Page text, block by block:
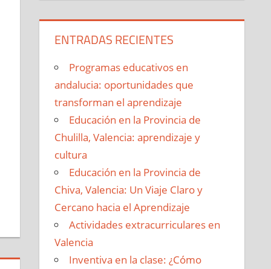
ENTRADAS RECIENTES
Programas educativos en
andalucia: oportunidades que
transforman el aprendizaje
Educación en la Provincia de
Chulilla, Valencia: aprendizaje y
cultura
Educación en la Provincia de
Chiva, Valencia: Un Viaje Claro y
Cercano hacia el Aprendizaje
Actividades extracurriculares en
Valencia
Inventiva en la clase: ¿Cómo